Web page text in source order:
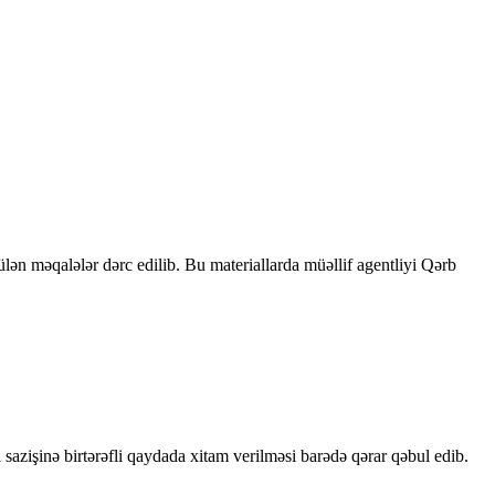
məqalələr dərc edilib. Bu materiallarda müəllif agentliyi Qərb
birtərəfli qaydada xitam verilməsi barədə qərar qəbul edib.